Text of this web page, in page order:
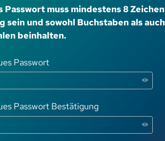
Passwort muss mindestens 8 Zeichen
sein und sowohl Buchstaben als auch
beinhalten.
Passwort
Passwort Bestätigung